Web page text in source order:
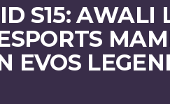
S15: AWALI
EVOS